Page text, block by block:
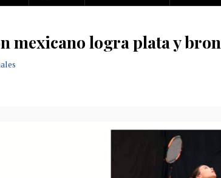
mexicano logra plata y